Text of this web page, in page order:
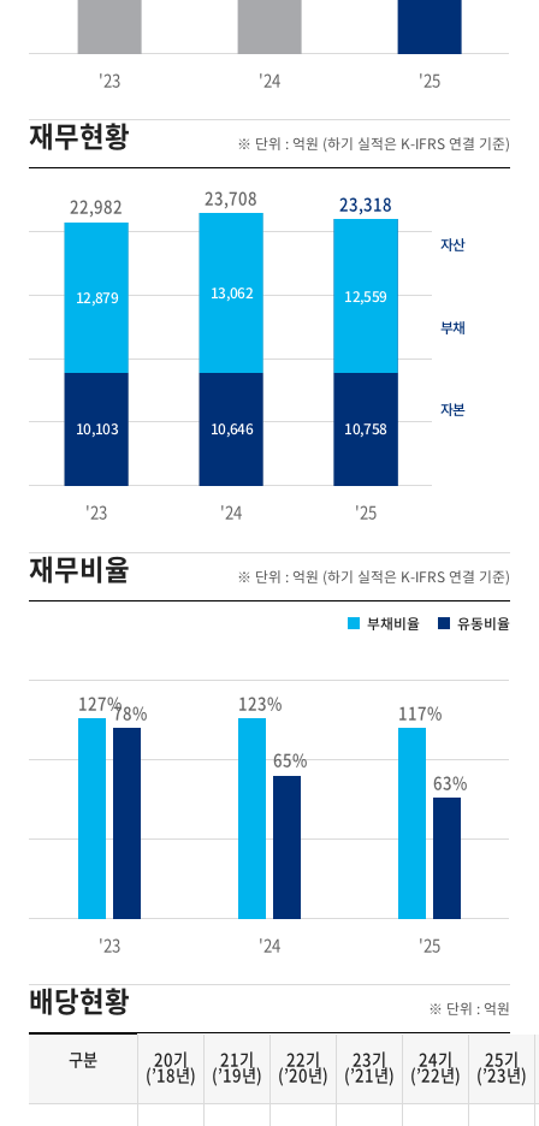
'23 '24 '25
재무현황 ※ 단위 : 억원 (하기 실적은 K-IFRS 연결 기준)
12,879
10,103
22,982
13,062
10,646
23,708
12,559
10,758
23,318
자산
부채
자본
'23 '24 '25
재무비율 ※ 단위 : 억원 (하기 실적은 K-IFRS 연결 기준)
127%78% 123%
65%
117%
63%
'23 '24 '25
부채비율 유동비율
배당현황 ※ 단위 : 억원
구분 20기
(’18년)
21기
(’19년)
22기
(’20년)
23기
(’21년)
24기
(’22년)
25기
(’23년)